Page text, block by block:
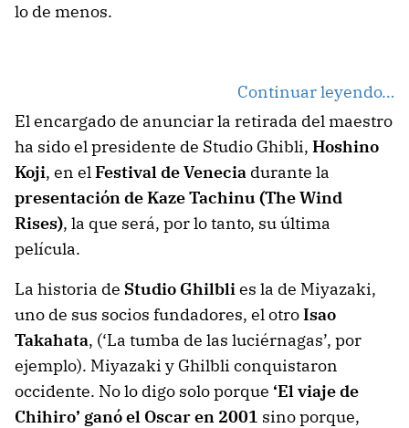
lo de menos.
Continuar leyendo…
El encargado de anunciar la retirada del maestro
ha sido el presidente de Studio Ghibli, Hoshino
Koji, en elFestival de Venecia durante la
presentación de Kaze Tachinu (The Wind
Rises), la que será, por lo tanto, su última
película.
La historia de Studio Ghilblies la de Miyazaki,
uno de sus socios fundadores, el otroIsao
Takahata, (‘La tumba de las luciérnagas’, por
ejemplo). Miyazaki y Ghilbli conquistaron
occidente. No lo digo solo porque ‘El viaje de
Chihiro’ ganó el Oscar en 2001 sino porque,